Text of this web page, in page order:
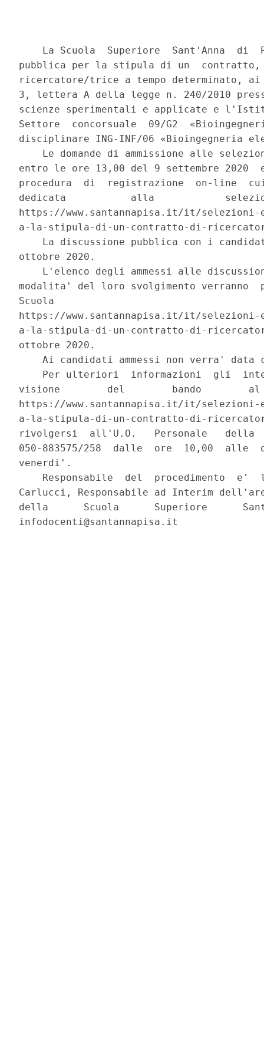
La Scuola  Superiore  Sant'Anna  di
pubblica per la stipula di un
ricercatore/trice a tempo determinato,
3, lettera A della legge n. 240/2010
scienze sperimentali e applicate e
Settore  concorsuale  09/G2
disciplinare ING-INF/06 «Bioingegneria
Le domande di ammissione alle
entro le ore 13,00 del 9 settembre 2020
procedura  di  registrazione  on-line
dedicata           alla
https://www.santannapisa.it/it/selezioni-
a-la-stipula-di-un-contratto-di-
La discussione pubblica con i
ottobre 2020.
L'elenco degli ammessi alle
modalita' del loro svolgimento
Scuola
https://www.santannapisa.it/it/selezioni-
a-la-stipula-di-un-contratto-di-
ottobre 2020.
Ai candidati ammessi non verra' data
Per ulteriori  informazioni  gli
visione        del        bando
https://www.santannapisa.it/it/selezioni-
a-la-stipula-di-un-contratto-di-
rivolgersi  all'U.O.   Personale   della
050-883575/258  dalle  ore  10,00
venerdi'.
Responsabile  del  procedimento  e'
Carlucci, Responsabile ad Interim
della      Scuola      Superiore
infodocenti@santannapisa.it